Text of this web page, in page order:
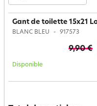
Gant de toilette 15x21
BLANC BLEU 917573
9,90 €
Disponible